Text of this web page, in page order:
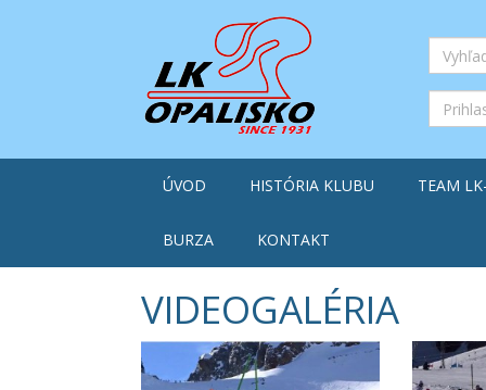
ÚVOD HISTÓRIA KLUBU TEAM
BURZA KONTAKT
VIDEOGALÉRIA